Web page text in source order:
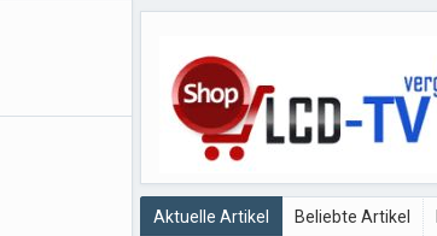
Aktuelle Artikel Beliebte Artikel